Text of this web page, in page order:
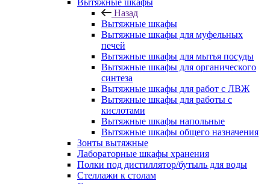
Вытяжные шкафы
Назад
Вытяжные шкафы
Вытяжные шкафы для муфельных
печей
Вытяжные шкафы для мытья посуды
Вытяжные шкафы для органического
синтеза
Вытяжные шкафы для работ с ЛВЖ
Вытяжные шкафы для работы с
кислотами
Вытяжные шкафы напольные
Вытяжные шкафы общего назначения
Зонты вытяжные
Лабораторные шкафы хранения
Полки под дистиллятор/бутыль для воды
Стеллажи к столам